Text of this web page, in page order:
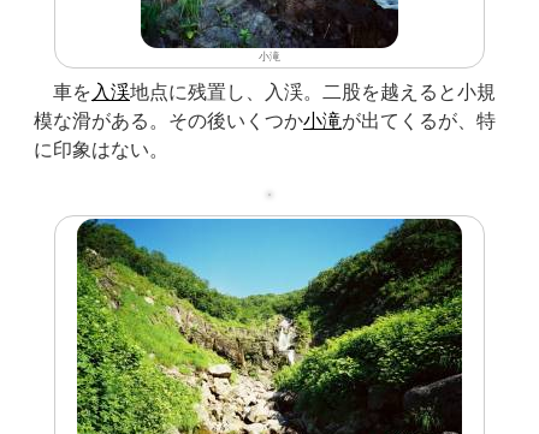
小滝
車を 入渓地点に残置し、入渓。二股を越えると小規
模な滑がある。その後いくつか小滝が出てくるが、特
に印象はない。